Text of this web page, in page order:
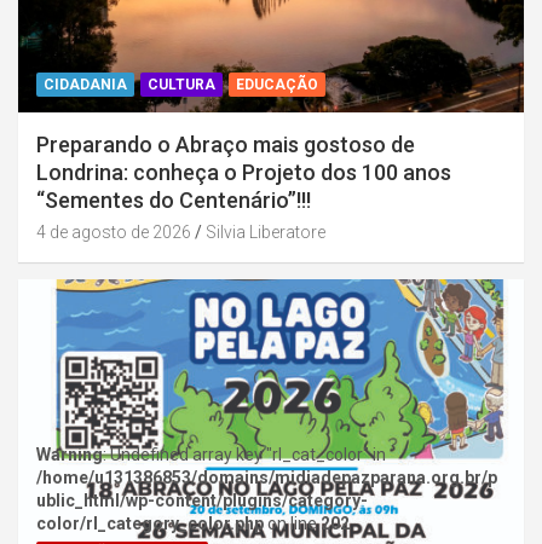
CIDADANIA CULTURA EDUCAÇÃO
Preparando o Abraço mais gostoso de
Londrina: conheça o Projeto dos 100 anos
“Sementes do Centenário”!!!
4 de agosto de 2026 Silvia Liberatore
Warning: Undefined array key "rl_cat_color" in
/home/u131386853/domains/midiadepazparana.org.br/p
ublic_html/wp-content/plugins/category-
color/rl_category_color.phpon line202